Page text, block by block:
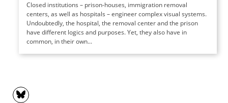
Closed institutions – prison-houses, immigration removal
centers, as well as hospitals – engineer complex visual systems.
Undoubtedly, the hospital, the removal center and the prison
have different logics and purposes. Yet, they also have in
common, in their own...